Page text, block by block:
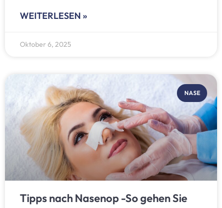
WEITERLESEN »
Oktober 6, 2025
NASE
Tipps nach Nasenop -So gehen Sie